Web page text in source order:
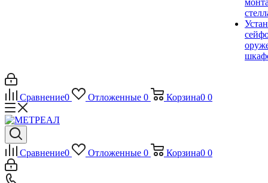
Сравнение0 Отложенные 0 Корзина0 0
Сравнение0 Отложенные 0 Корзина0 0